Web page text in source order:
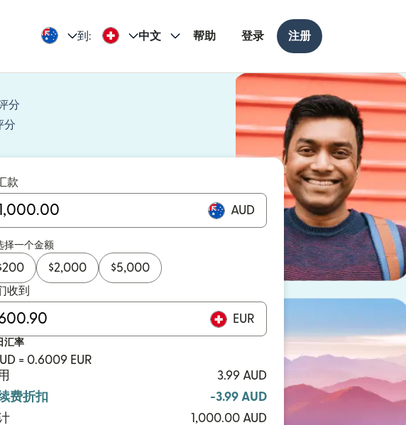
到: 中文 帮助 登录 注册
分
分
款
AUD
择一个金额
200 $2,000 $5,000
收到
EUR
汇率
= 0.6009 EUR
3.99 AUD
费折扣
-3.99 AUD
1,000.00 AUD